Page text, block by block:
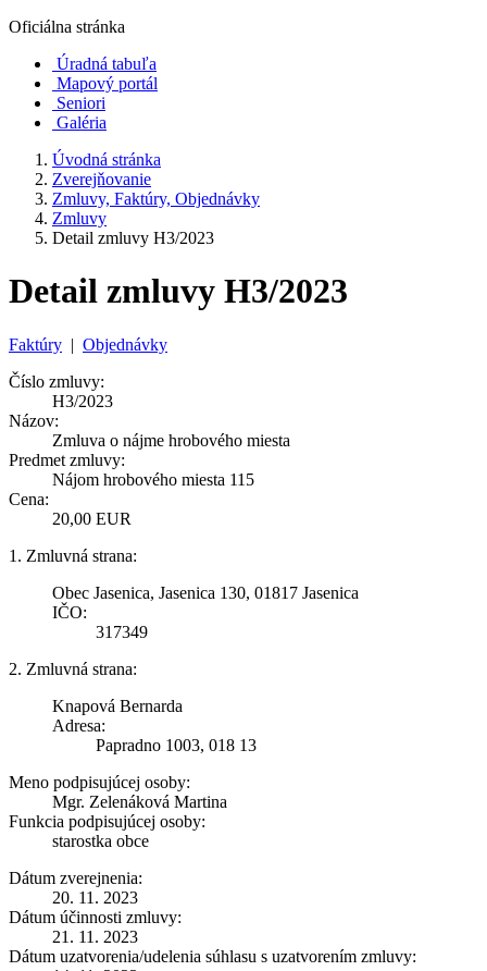
Oficiálna stránka
Úradná tabuľa
Mapový portál
Seniori
Galéria
Úvodná stránka
Zverejňovanie
Zmluvy, Faktúry, Objednávky
Zmluvy
Detail zmluvy H3/2023
Detail zmluvy H3/2023
Faktúry | Objednávky
Číslo zmluvy:
H3/2023
Názov:
Zmluva o nájme hrobového miesta
Predmet zmluvy:
Nájom hrobového miesta 115
Cena:
20,00 EUR
1. Zmluvná strana:
Obec Jasenica, Jasenica 130, 01817 Jasenica
IČO:
317349
2. Zmluvná strana:
Knapová Bernarda
Adresa:
Papradno 1003, 018 13
Meno podpisujúcej osoby:
Mgr. Zelenáková Martina
Funkcia podpisujúcej osoby:
starostka obce
Dátum zverejnenia:
20. 11. 2023
Dátum účinnosti zmluvy:
21. 11. 2023
Dátum uzatvorenia/udelenia súhlasu s uzatvorením zmluvy: